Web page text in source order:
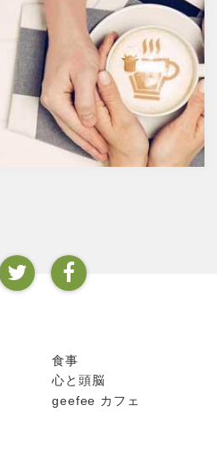
を助けるケルセチン
免疫力を保つことは、コロナウ
イルスの対策に限らず風邪やイ
ンフルエンザなど、さまざまな
疾患に対して人の体に有益な効
果を与えます。その免疫システ
ムを維持するのに重要な働きを
するのが亜鉛。
食事
心と頭脳
geefee カフェ